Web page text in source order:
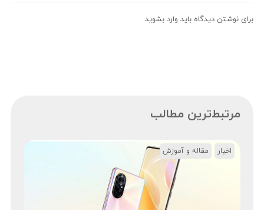
برای نوشتن دیدگاه باید وارد بشوید.
مرتبط‌ترین مطالب
اخبار مقاله و آموزش